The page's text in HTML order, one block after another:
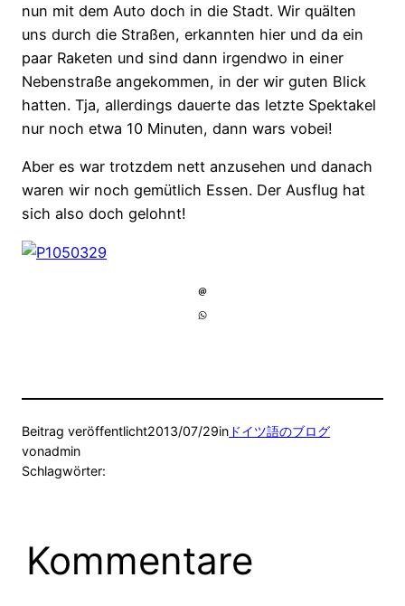
nun mit dem Auto doch in die Stadt. Wir quälten
uns durch die Straßen, erkannten hier und da ein
paar Raketen und sind dann irgendwo in einer
Nebenstraße angekommen, in der wir guten Blick
hatten. Tja, allerdings dauerte das letzte Spektakel
nur noch etwa 10 Minuten, dann wars vobei!
Aber es war trotzdem nett anzusehen und danach
waren wir noch gemütlich Essen. Der Ausflug hat
sich also doch gelohnt!
Beitrag veröffentlicht2013/07/29in ドイツ語のブログ
vonadmin
Schlagwörter:
Kommentare